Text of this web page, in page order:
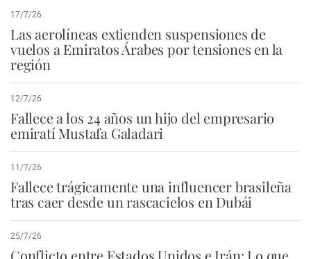
17/7/26
Las aerolíneas extienden suspensiones de
vuelos a Emiratos Árabes por tensiones en la
región
12/7/26
Fallece a los 24 años un hijo del empresario
emiratí Mustafa Galadari
11/7/26
Fallece trágicamente una influencer brasileña
tras caer desde un rascacielos en Dubái
25/7/26
Conflicto entre Estados Unidos e Irán: Lo que